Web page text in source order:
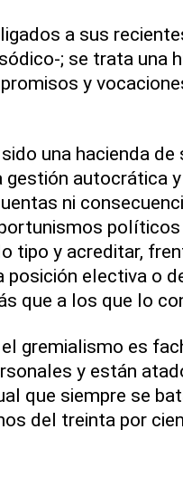
a sus
; se trata una
y
una hacienda de
autocrática
ni
políticos
tipo y acreditar,
posición electiva o
que a los que lo
el gremialismo es
y están
que siempre se
del treinta por